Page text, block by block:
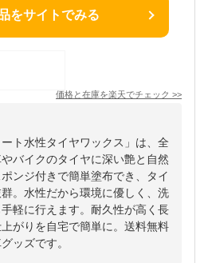
をサイトでみる
価格と在庫を楽天でチェック >>
ト水性タイヤワックス」は、全
バイクのタイヤに深い艶と自然
ンジ付きで簡単塗布でき、タイ
。水性だから環境に優しく、洗
軽に行えます。耐久性が高く長
がりを自宅で簡単に。送料無料
ッズです。